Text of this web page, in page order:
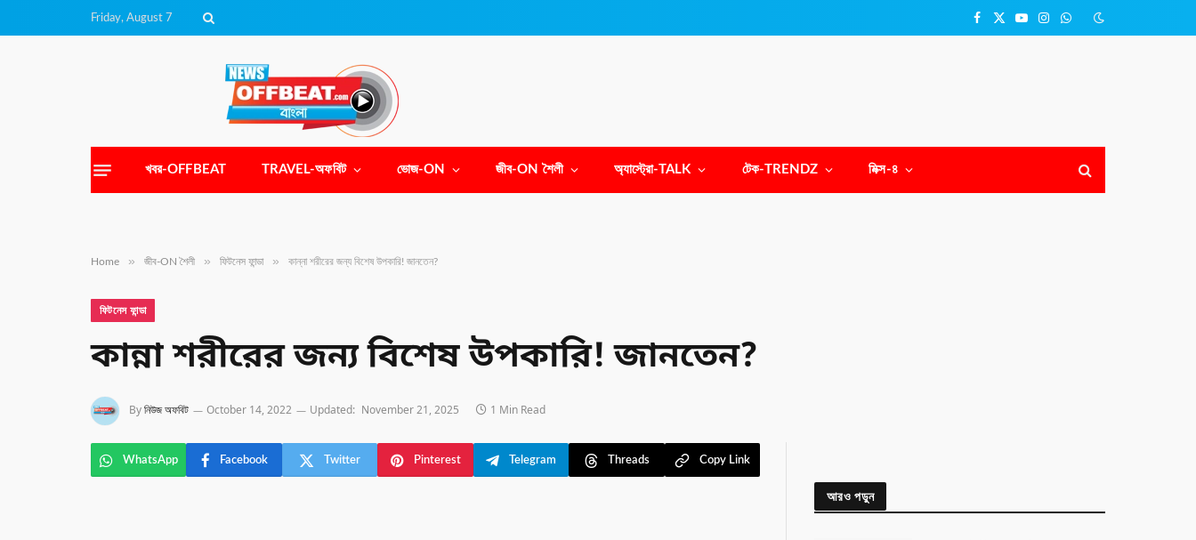
Friday, August 7
Facebook
X
YouTubeInstagram
WhatsApp
খবর-OFFBEAT TRAVEL-অফবিট ভোজ-ON জীব-ON শৈলী অ্যাস্ট্রো-TALK টেক-TRENDZ মিক্স-৪
Home » জীব-ON শৈলী » ফিটনেস ফান্ডা » কান্না শরীরের জন্য বিশেষ উপকারি! জানতেন?
ফিটনেস ফান্ডা
কান্না শরীরের জন্য বিশেষ উপকারি! জানতেন?
Byনিউজ অফবিট October 14, 2022 Updated: November 21, 2025 1 Min Read
WhatsApp Facebook Twitter Pinterest Telegram Threads Copy Link
আরও পড়ুন